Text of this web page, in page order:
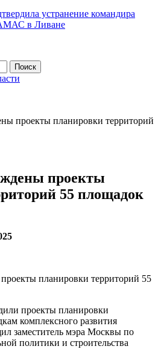
устранение командира
в Ливане
проекты планировки территорий
проекты
55 площадок
проекты планировки
комплексного развития
заместитель мэра Москвы по
политики и строительства